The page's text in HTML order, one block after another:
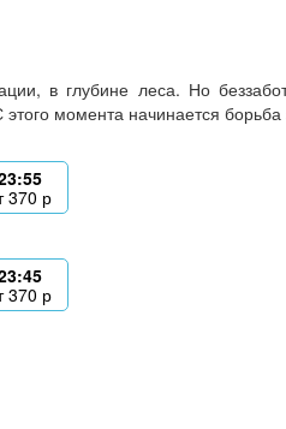
в глубине леса. Но
момента начинается
370 р
370 р